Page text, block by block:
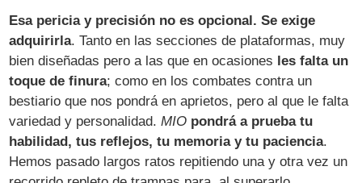
Esa pericia y precisión no es opcional. Se exige
adquirirla. Tanto en las secciones de plataformas, muy
bien diseñadas pero a las que en ocasiones les falta un
toque de finura; como en los combates contra un
bestiario que nos pondrá en aprietos, pero al que le falta
variedad y personalidad.MIO pondrá a prueba tu
habilidad, tus reflejos, tu memoria y tu paciencia.
Hemos pasado largos ratos repitiendo una y otra vez un